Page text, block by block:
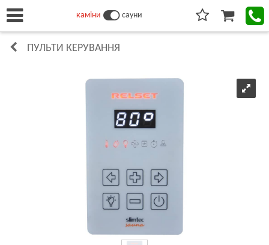
каміни сауни
ПУЛЬТИ КЕРУВАННЯ